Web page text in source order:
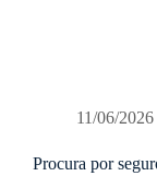
11/06/2026
Procura por